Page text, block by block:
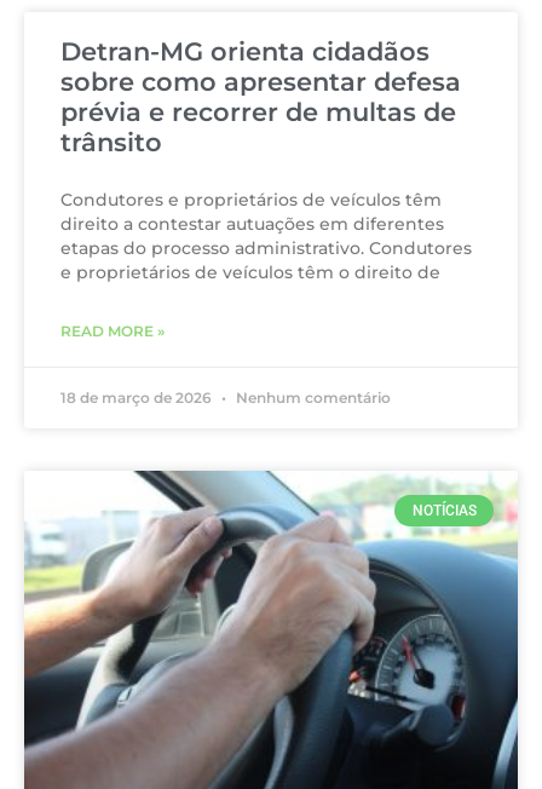
Detran-MG orienta cidadãos
sobre como apresentar defesa
prévia e recorrer de multas de
trânsito
Condutores e proprietários de veículos têm
direito a contestar autuações em diferentes
etapas do processo administrativo. Condutores
e proprietários de veículos têm o direito de
READ MORE »
18 de março de 2026 Nenhum comentário
NOTÍCIAS